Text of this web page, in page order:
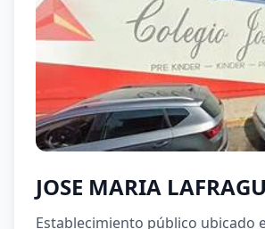
JOSE MARIA
Establecimiento público ubicado